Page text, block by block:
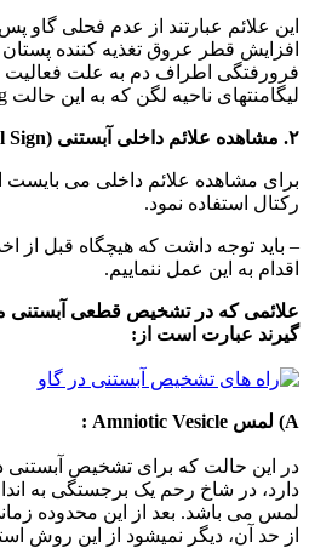
افزایش قطر عروق تغذیه کننده
لیگامنتهای ناحیه لگن که به این حالت Sin King نیز می گویند.
۲. مشاهده علائم داخلی آبستنی (Internal Sign):
برای مشاهده علائم داخلی می
رکتال استفاده نمود.
– باید توجه داشت که هیچگاه قبل از
اقدام به این عمل ننماییم.
علائمی که در تشخیص قطعی آبستنی
گیرند عبارت است از:
A) لمس Amniotic Vesicle :
دارد، در شاخ رحم یک برجستگی به
لمس می باشد. بعد از این محدوده
از حد آن، دیگر نمیشود از این روش